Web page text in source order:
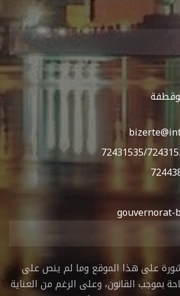
72431535/
gouvernorat-
على هذا الموقع وما لم ينص على
بموجب القانون، وعلى الرغم من العناية